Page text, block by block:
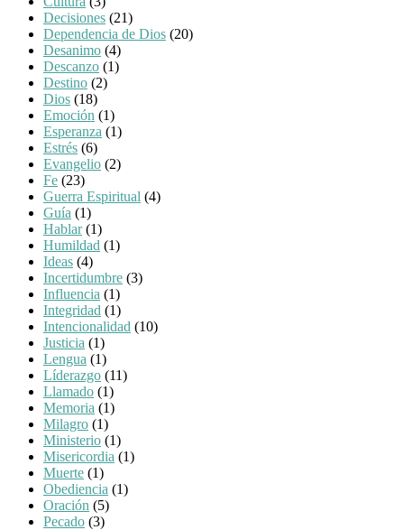
Decisiones (21)
Dependencia de Dios (20)
Desanimo (4)
Descanzo (1)
Destino (2)
Dios (18)
Emoción (1)
Esperanza (1)
Estrés (6)
Evangelio (2)
Fe (23)
Guerra Espiritual (4)
Guía (1)
Hablar(1)
Humildad (1)
Ideas (4)
Incertidumbre (3)
Influencia (1)
Integridad (1)
Intencionalidad (10)
Justicia (1)
Lengua (1)
Líderazgo (11)
Llamado (1)
Memoria (1)
Milagro (1)
Ministerio (1)
Misericordia (1)
Muerte (1)
Obediencia (1)
Oración (5)
Pecado (3)